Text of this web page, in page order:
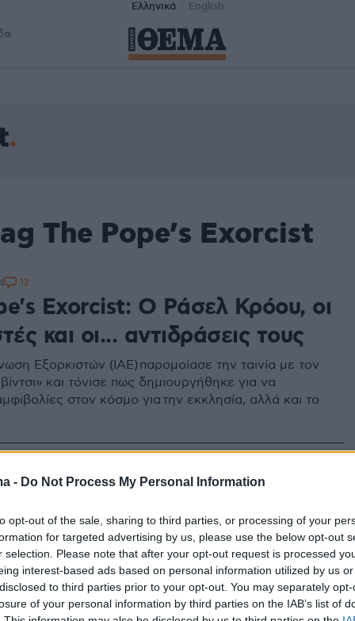
- Do Not Process My Personal Information
opt-out of the sale, sharing to third parties, or processing of your
for targeted advertising by us, please use the below opt-out
selection. Please note that after your opt-out request is processed
interest-based ads based on personal information utilized by us
to third parties prior to your opt-out. You may separately
of your personal information by third parties on the IAB’s list of
Ελληνικά English
The Pope’s Exorcist
Exorcist: Ο Ράσελ Κρόου, οι
και οι... αντιδράσεις τους
Εξορκιστών (IAE) παρομοίασε την ταινία με τον
και τόνισε πως δημιουργήθηκε για να
στον κόσμο για την εκκλησία, αλλά και το
12
του Ράσελ Κρόου για
που του έδιναν και το
που καθόρισε την καριέρα του
την ατμόσφαιρα στις Κάννες, άνθρωποι του
και μου μιλούσαν όχι για έναν ρόλο, αλλά για
είπε σε πρόσφατη συνέντευξη